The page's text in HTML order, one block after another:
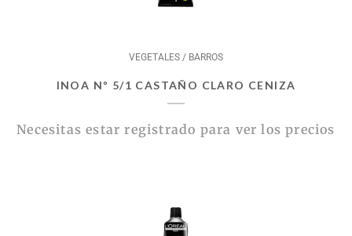
VEGETALES / BARROS
INOA Nº 5/1 CASTAÑO CLARO CENIZA
Necesitas estar registrado para ver los precios